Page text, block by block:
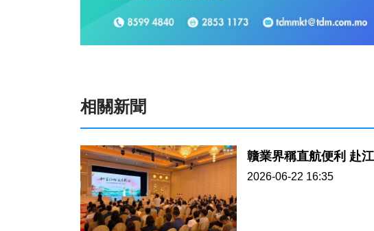
相關新聞
贛業界稱直航便利 赴
2026-06-22 16:35